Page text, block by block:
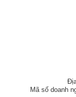
Mã số doanh